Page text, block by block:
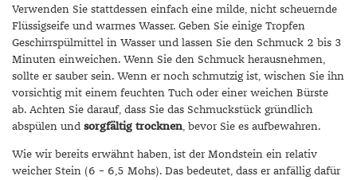
Verwenden Sie stattdessen einfach eine milde, nicht scheuernde
Flüssigseife und warmes Wasser. Geben Sie einige Tropfen
Geschirrspülmittel in Wasser und lassen Sie den Schmuck 2 bis 3
Minuten einweichen. Wenn Sie den Schmuck herausnehmen,
sollte er sauber sein. Wenn er noch schmutzig ist, wischen Sie ihn
vorsichtig mit einem feuchten Tuch oder einer weichen Bürste
ab. Achten Sie darauf, dass Sie das Schmuckstück gründlich
abspülen und sorgfältig trocknen , bevor Sie es aufbewahren.
Wie wir bereits erwähnt haben, ist der Mondstein ein relativ
weicher Stein (6 – 6,5 Mohs). Das bedeutet, dass er anfällig dafür